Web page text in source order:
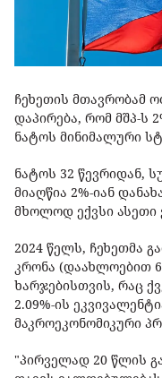
ჩეხეთის მთავრობამ
დაპირება, რომ მშპ-ს
ნატოს მინიმალური
ნატოს 32 წევრიდან,
მიაღწია 2%-იან
მხოლოდ ექვსი ასეთი
2024 წელს, ჩეხეთმა
კრონა (დაახლოებით
ხარჯებისთვის, რაც
2.09%-ის
მაკროეკონომიკური
"პირველად 20 წლის